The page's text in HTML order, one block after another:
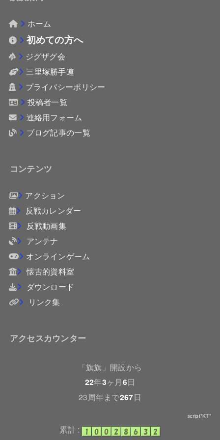
ホーム
初めての方へ
ジグザグ会
三里塚勝手連
プライバシーポリシー
投稿者一覧
連絡用フォーム
ブログ記事の一覧
コンテンツ
アクション
反戦カレンダー
反戦動画集
アンテナ
オンラインゲーム
懐古的資料室
ダウンロード
リンク集
アクセスカウンター
「旗旗」開設から
22年3ヶ月6日
23周年まで267日
script*KT*
累計 :